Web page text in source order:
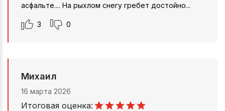
асфальте.... На рыхлом снегу гребет достойно...
3 0
Михаил
16 марта 2026
Итоговая оценка: